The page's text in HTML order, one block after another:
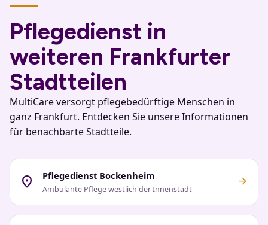
Pflegedienst in
weiteren Frankfurter
Stadtteilen
MultiCare versorgt pflegebedürftige Menschen in
ganz Frankfurt. Entdecken Sie unsere Informationen
für benachbarte Stadtteile.
location_on Pflegedienst Bockenheim
Ambulante Pflege westlich der Innenstadt
arrow_forward